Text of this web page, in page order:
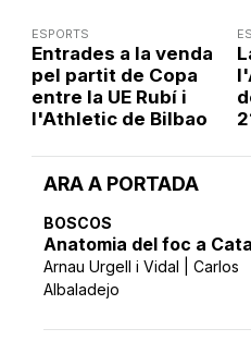
ARA A PORTADA
BOSCOS
Anatomia del foc a
Arnau Urgell i Vidal | Carlos
Albaladejo
ESPORTS
Entrades a la venda
pel partit de Copa
entre la UE Rubí i
l'Athletic de Bilbao